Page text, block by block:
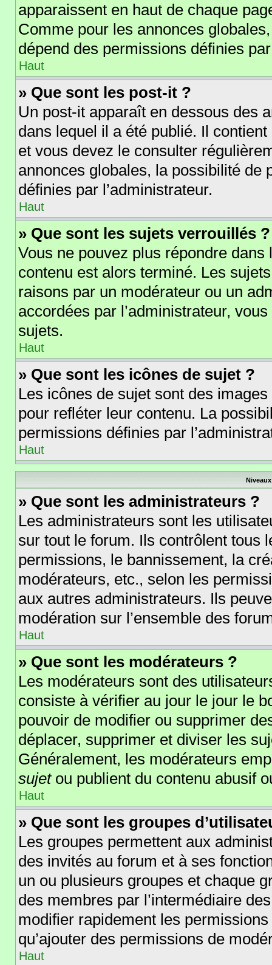
apparaissent en haut de chaque
Comme pour les annonces
dépend des permissions définies
Haut
» Que sont les post-it ?
Un post-it apparaît en dessous des
dans lequel il a été publié. Il
et vous devez le consulter
annonces globales, la possibilité de
définies par l’administrateur.
Haut
» Que sont les sujets verrouillés ?
Vous ne pouvez plus répondre
contenu est alors terminé. Les
raisons par un modérateur ou un
accordées par l’administrateur,
sujets.
Haut
» Que sont les icônes de sujet ?
Les icônes de sujet sont des
pour refléter leur contenu. La
permissions définies par
Haut
» Que sont les administrateurs ?
Les administrateurs sont les
sur tout le forum. Ils contrôlent tous
permissions, le bannissement, la
modérateurs, etc., selon les
aux autres administrateurs. Ils
modération sur l’ensemble des
Haut
» Que sont les modérateurs ?
Les modérateurs sont des
consiste à vérifier au jour le jour le
pouvoir de modifier ou supprimer
déplacer, supprimer et diviser les
Généralement, les modérateurs
sujetou publient du contenu abusif
Haut
» Que sont les groupes
Les groupes permettent aux
des invités au forum et à ses
un ou plusieurs groupes et chaque
des membres par l’intermédiaire
modifier rapidement les
qu’ajouter des permissions de
Haut